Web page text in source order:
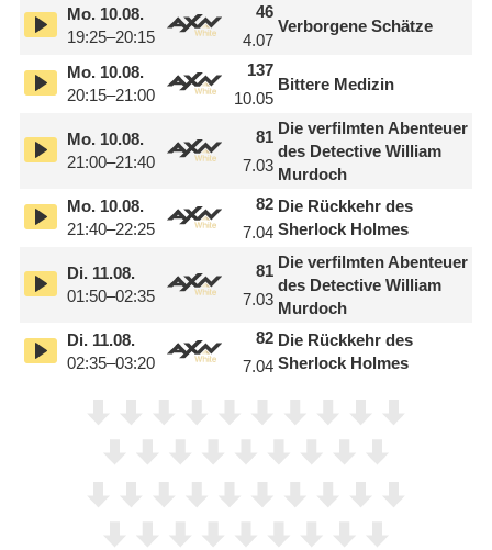
Mo.10.08.
19:25–20:15
46
4.07
Verborgene Schätze
Mo.10.08.
20:15–21:00
137
10.05
Bittere Medizin
Mo.10.08.
21:00–21:40
81
7.03
Die verfilmten Abenteuer
des Detective William
Murdoch
Mo.10.08.
21:40–22:25
82
7.04
Die Rückkehr des
Sherlock Holmes
Di.11.08.
01:50–02:35
81
7.03
Die verfilmten Abenteuer
des Detective William
Murdoch
Di.11.08.
02:35–03:20
82
7.04
Die Rückkehr des
Sherlock Holmes